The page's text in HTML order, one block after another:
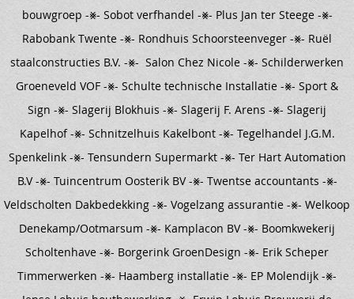
bouwgroep -⨳- Sobot verfhandel -⨳- Plus Jan ter Steege -⨳-
Rabobank Twente -⨳- Rondhuis Schoorsteenveger -⨳- Ruël
staalconstructies B.V. -⨳- Salon Chez Nicole -⨳- Schilderwerken
Groeneveld VOF -⨳- Schulte technische Installatie -⨳- Sport &
Sign -⨳- Slagerij Blokhuis -⨳- Slagerij F. Arens -⨳- Slagerij
Kapelhof -⨳- Schnitzelhuis Kakelbont -⨳- Tegelhandel J.G.M.
Spenkelink -⨳- Tensundern Supermarkt -⨳- Ter Hart Automation
B.V -⨳- Tuincentrum Oosterik BV -⨳- Twentse accountants -⨳-
Veldscholten Dakbedekking -⨳- Vogelzang assurantie -⨳- Welkoop
Denekamp/Ootmarsum -⨳- Kamplacon BV -⨳- Boomkwekerij
Scholtenhave -⨳- Borgerink GroenDesign -⨳- Erik Scheper
Timmerwerken -⨳- Haamberg installatie -⨳- EP Molendijk -⨳-